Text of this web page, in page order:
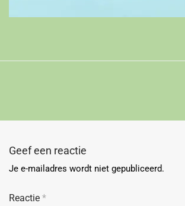
Geef een reactie
Je e-mailadres wordt niet gepubliceerd.
Reactie *